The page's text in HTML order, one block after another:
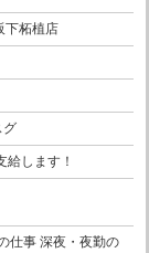
柘植店
グ
します！
仕事 深夜・夜勤の